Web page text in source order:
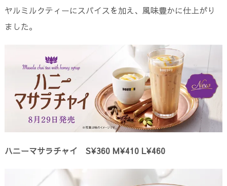
ヤルミルクティーにスパイスを加え、風味豊かに仕上がり
ました。
ハニーマサラチャイ S¥360 M¥410 L¥460